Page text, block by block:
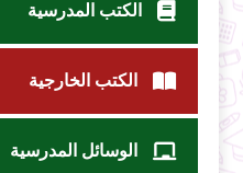
الكتب المدرسية
الكتب الخارجية
الوسائل المدرسية